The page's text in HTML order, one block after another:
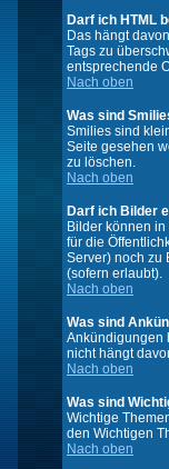
Darf ich HTML
Das hängt
Tags zu
entsprechende
Nach oben
Was sind
Smilies sind
Seite gesehen
zu löschen.
Nach oben
Darf ich Bilder
Bilder können
für die
Server) noch zu
(sofern erlaubt).
Nach oben
Was sind
Ankündigungen
nicht hängt
Nach oben
Was sind
Wichtige
den Wichtigen
Nach oben